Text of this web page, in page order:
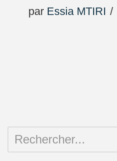
par Essia MTIRI